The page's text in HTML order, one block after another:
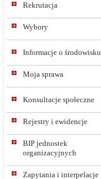
Rekrutacja
Wybory
Informacje o środowisku
Moja sprawa
Konsultacje społeczne
Rejestry i ewidencje
BIP jednostek
organizacyjnych
Zapytania i interpelacje